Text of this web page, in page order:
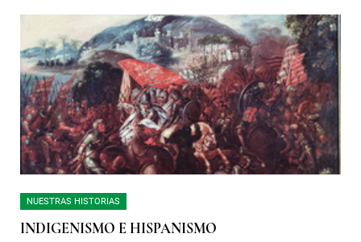
NUESTRAS HISTORIAS
INDIGENISMO E HISPANISMO